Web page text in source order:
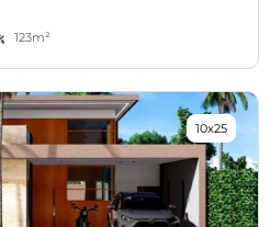
123m²
10x25